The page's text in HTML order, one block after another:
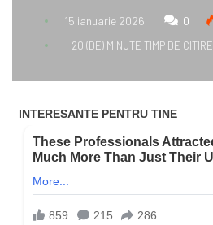
15 ianuarie 2026 0
20 (DE) MINUTE TIMP DE CITIRE